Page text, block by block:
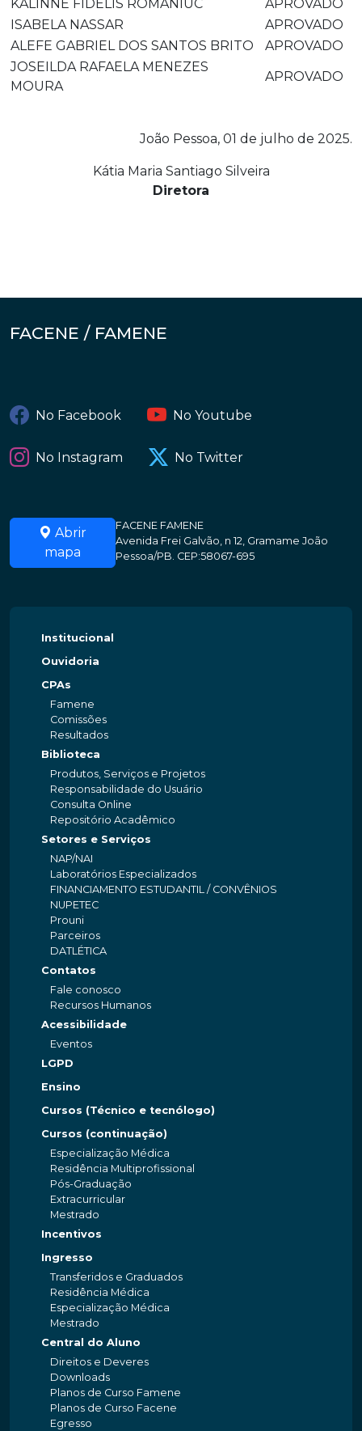
KALINNE FIDELIS ROMANIUC
APROVADO
ISABELA NASSAR
APROVADO
ALEFE GABRIEL DOS SANTOS BRITO
APROVADO
JOSEILDA RAFAELA MENEZES
MOURA
APROVADO
João Pessoa, 01 de julho de 2025.
Kátia Maria Santiago Silveira
Diretora
FACENE / FAMENE
No Facebook No Youtube
No Instagram No Twitter
Abrir
mapa
FACENE FAMENE
Avenida Frei Galvão, n 12, Gramame João
Pessoa/PB. CEP:58067-695
Institucional
Ouvidoria
CPAs
Famene
Comissões
Resultados
Biblioteca
Produtos, Serviços e Projetos
Responsabilidade do Usuário
Consulta Online
Repositório Acadêmico
Setores e Serviços
NAP/NAI
Laboratórios Especializados
FINANCIAMENTO ESTUDANTIL / CONVÊNIOS
NUPETEC
Prouni
Parceiros
DATLÉTICA
Contatos
Fale conosco
Recursos Humanos
Acessibilidade
Eventos
LGPD
Ensino
Cursos (Técnico e tecnólogo)
Cursos (continuação)
Especialização Médica
Residência Multiprofissional
Pós-Graduação
Extracurricular
Mestrado
Incentivos
Ingresso
Transferidos e Graduados
Residência Médica
Especialização Médica
Mestrado
Central do Aluno
Direitos e Deveres
Downloads
Planos de Curso Famene
Planos de Curso Facene
Egresso